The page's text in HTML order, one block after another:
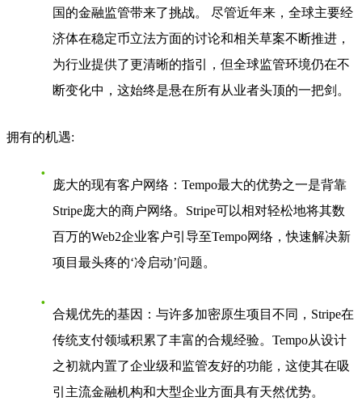
国的金融监管带来了挑战。 尽管近年来，全球主要经
济体在稳定币立法方面的讨论和相关草案不断推进，
为行业提供了更清晰的指引，但全球监管环境仍在不
断变化中，这始终是悬在所有从业者头顶的一把剑。
拥有的机遇:
庞大的现有客户网络 ：Tempo最大的优势之一是背靠
Stripe庞大的商户网络。Stripe可以相对轻松地将其数
百万的Web2企业客户引导至Tempo网络，快速解决新
项目最头疼的‘冷启动’问题。
合规优先的基因 ：与许多加密原生项目不同，Stripe在
传统支付领域积累了丰富的合规经验。Tempo从设计
之初就内置了企业级和监管友好的功能，这使其在吸
引主流金融机构和大型企业方面具有天然优势。